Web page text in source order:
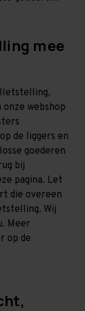
mee
webshop
de liggers en
goederen
bij
pagina. Let
die overeen
Wij
Meer
op de